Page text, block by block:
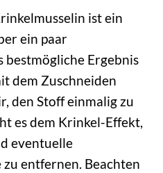
ist ein
ein paar
bestmögliche Ergebnis
dem Zuschneiden
den Stoff einmalig zu
es dem Krinkel-Effekt,
eventuelle
entfernen. Beachten